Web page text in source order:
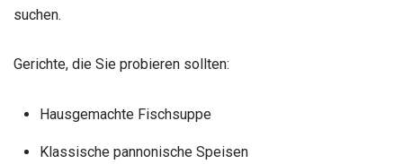
suchen.
Gerichte, die Sie probieren sollten:
Hausgemachte Fischsuppe
Klassische pannonische Speisen